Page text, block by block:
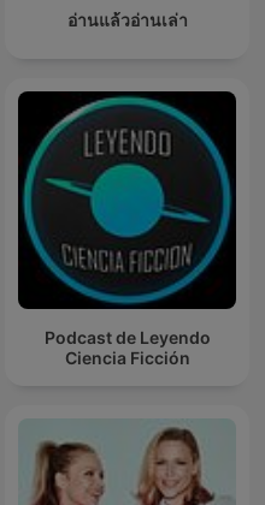
อ่านแล้วอ่านเล่า
Podcast de Leyendo
Ciencia Ficción